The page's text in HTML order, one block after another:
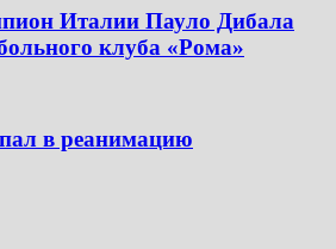
Италии Пауло Дибала
клуба «Рома»
в реанимацию